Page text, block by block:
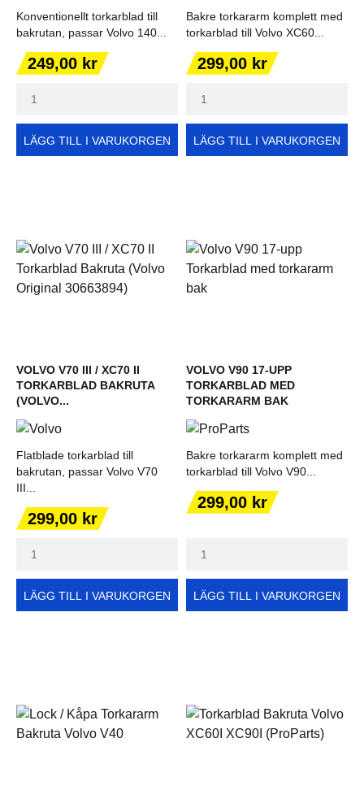
Konventionellt torkarblad till
bakrutan, passar Volvo 140...
Pris
249,00 kr
LÄGG TILL I VARUKORGEN
Bakre torkararm komplett med
torkarblad till Volvo XC60...
Pris
299,00 kr
LÄGG TILL I VARUKORGEN
VOLVO V70 III / XC70 II
TORKARBLAD BAKRUTA
(VOLVO...
Flatblade torkarblad till
bakrutan, passar Volvo V70
III...
Pris
299,00 kr
LÄGG TILL I VARUKORGEN
VOLVO V90 17-UPP
TORKARBLAD MED
TORKARARM BAK
Bakre torkararm komplett med
torkarblad till Volvo V90...
Pris
299,00 kr
LÄGG TILL I VARUKORGEN